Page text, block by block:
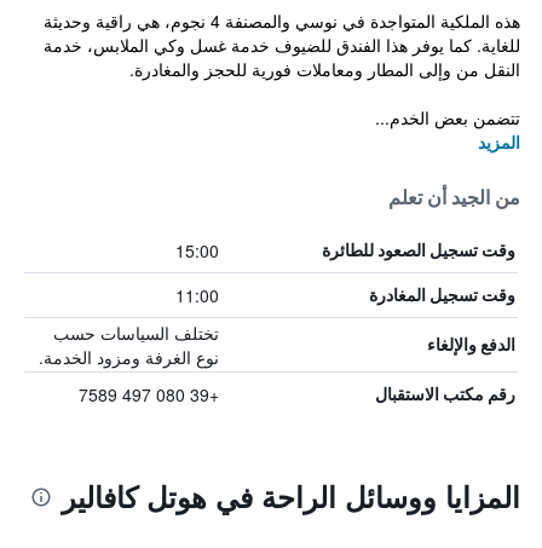
هذه الملكية المتواجدة في نوسي والمصنفة 4 نجوم، هي راقية وحديثة
للغاية. كما يوفر هذا الفندق للضيوف خدمة غسل وكي الملابس، خدمة
النقل من وإلى المطار ومعاملات فورية للحجز والمغادرة.
تتضمن بعض الخدم...
المزيد
من الجيد أن تعلم
وقت تسجيل الصعود للطائرة 15:00
وقت تسجيل المغادرة 11:00
الدفع والإلغاء
تختلف السياسات حسب
نوع الغرفة ومزود الخدمة.
رقم مكتب الاستقبال +39 080 497 7589
المزايا ووسائل الراحة في هوتل كافالير